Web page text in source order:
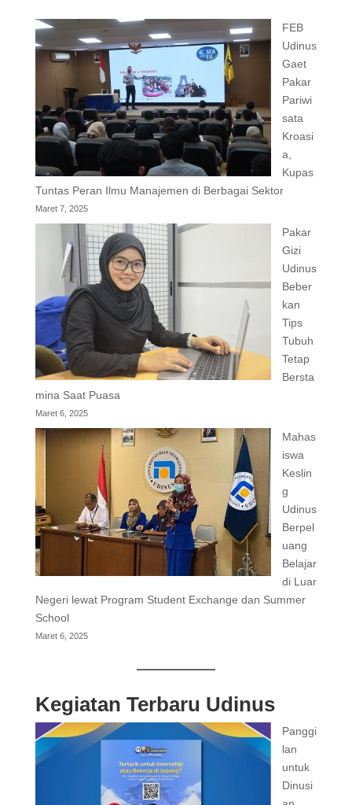
FEB
Udinus
Gaet
Pakar
Pariwi
sata
Kroasi
a,
Kupas
Tuntas Peran Ilmu Manajemen di Berbagai Sektor
Maret 7, 2025
Pakar
Gizi
Udinus
Beber
kan
Tips
Tubuh
Tetap
Bersta
mina Saat Puasa
Maret 6, 2025
Mahas
iswa
Keslin
g
Udinus
Berpel
uang
Belajar
di Luar
Negeri lewat Program Student Exchange dan Summer
School
Maret 6, 2025
Kegiatan Terbaru Udinus
Panggi
lan
untuk
Dinusi